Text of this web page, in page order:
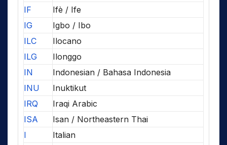
IF
Ifè / Ife
IG
Igbo / Ibo
ILC
Ilocano
ILG
Ilonggo
IN
Indonesian / Bahasa Indonesia
INU
Inuktikut
IRQ
Iraqi Arabic
ISA
Isan / Northeastern Thai
I
Italian